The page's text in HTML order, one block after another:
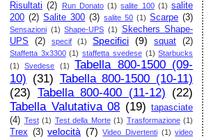
Risultati (2) Run Donato (1) salite 100 (1) salite
200 (2) Salite 300 (3) salite 50 (1) Scarpe (3)
Sensazioni (1) Shape-UPS (1) Skechers Shape-
UPS
(2) specif (1) Specifici (9) squat (2)
Staffetta 3x3300 (1) staffetta svedese (1) Starbucks
(1)
Svedese (1)
Tabella 800-1500 (09-
10) (31) Tabella 800-1500 (10-11)
(23) Tabella 800-400 (11-12) (22)
Tabella Valutativa 08 (19) tapasciate
(4) Test (1) Test della Morte (1) Trasformazione (1)
Trex (3) velocità (7) Video Divertenti (1) video